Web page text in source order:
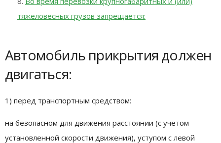
тяжеловесных грузов запрещается:
Автомобиль прикрытия должен
двигаться:
1) перед транспортным средством:
на безопасном для движения расстоянии (с учетом
установленной скорости движения), уступом с левой